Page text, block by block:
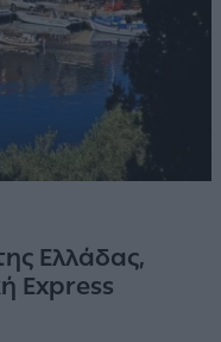
Ελλάδας,
Express